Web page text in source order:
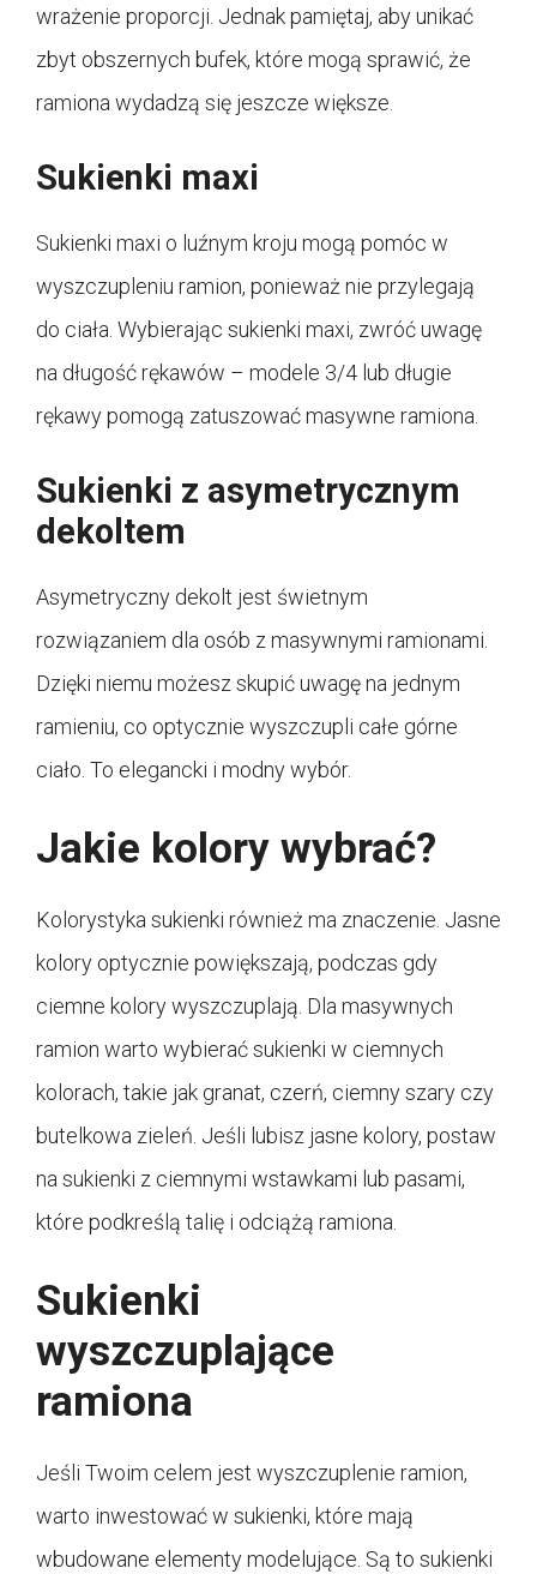
wrażenie proporcji. Jednak pamiętaj, aby unikać
zbyt obszernych bufek, które mogą sprawić, że
ramiona wydadzą się jeszcze większe.
Sukienki maxi
Sukienki maxi o luźnym kroju mogą pomóc w
wyszczupleniu ramion, ponieważ nie przylegają
do ciała. Wybierając sukienki maxi, zwróć uwagę
na długość rękawów – modele 3/4 lub długie
rękawy pomogą zatuszować masywne ramiona.
Sukienki z asymetrycznym
dekoltem
Asymetryczny dekolt jest świetnym
rozwiązaniem dla osób z masywnymi ramionami.
Dzięki niemu możesz skupić uwagę na jednym
ramieniu, co optycznie wyszczupli całe górne
ciało. To elegancki i modny wybór.
Jakie kolory wybrać?
Kolorystyka sukienki również ma znaczenie. Jasne
kolory optycznie powiększają, podczas gdy
ciemne kolory wyszczuplają. Dla masywnych
ramion warto wybierać sukienki w ciemnych
kolorach, takie jak granat, czerń, ciemny szary czy
butelkowa zieleń. Jeśli lubisz jasne kolory, postaw
na sukienki z ciemnymi wstawkami lub pasami,
które podkreślą talię i odciążą ramiona.
Sukienki
wyszczuplające
ramiona
Jeśli Twoim celem jest wyszczuplenie ramion,
warto inwestować w sukienki, które mają
wbudowane elementy modelujące. Są to sukienki